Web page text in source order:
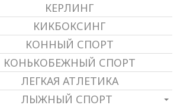
КЕРЛИНГ
КИКБОКСИНГ
КОННЫЙ СПОРТ
КОНЬКОБЕЖНЫЙ СПОРТ
ЛЕГКАЯ АТЛЕТИКА
ЛЫЖНЫЙ СПОРТ